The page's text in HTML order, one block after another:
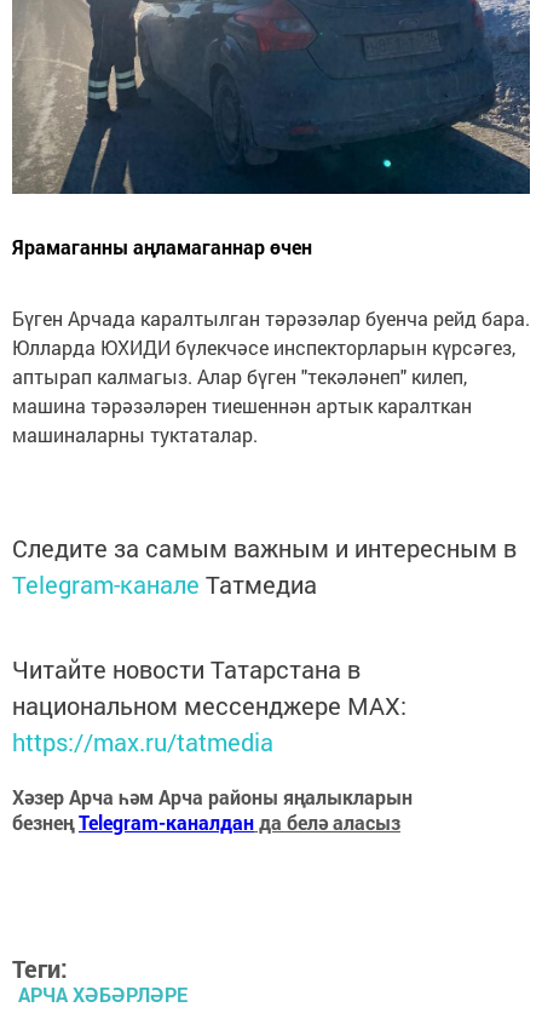
Ярамаганны аңламаганнар өчен
Бүген Арчада каралтылган тәрәзәлар буенча рейд бара.
Юлларда ЮХИДИ бүлекчәсе инспекторларын күрсәгез,
аптырап калмагыз. Алар бүген "текәләнеп" килеп,
машина тәрәзәләрен тиешеннән артык каралткан
машиналарны туктаталар.
Следите за самым важным и интересным в
Telegram-канале Татмедиа
Читайте новости Татарстана в
национальном мессенджере MАХ:
https://max.ru/tatmedia
Хәзер Арча һәм Арча районы яңалыкларын
безнеңTelegram-каналданда белә аласыз
Теги:
АРЧА ХӘБӘРЛӘРЕ